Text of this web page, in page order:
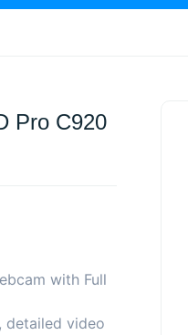
Pro C920
with Full
detailed video